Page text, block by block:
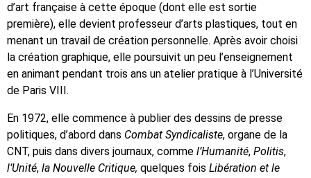
d’art française à cette époque (dont elle est sortie
première), elle devient professeur d’arts plastiques, tout en
menant un travail de création personnelle. Après avoir choisi
la création graphique, elle poursuivit un peu l’enseignement
en animant pendant trois ans un atelier pratique à l’Université
de Paris VIII.
En 1972, elle commence à publier des dessins de presse
politiques, d’abord dans Combat Syndicaliste, organe de la
CNT, puis dans divers journaux, comme l’Humanité, Politis,
l’Unité, la Nouvelle Critique, quelques fois Libération et le